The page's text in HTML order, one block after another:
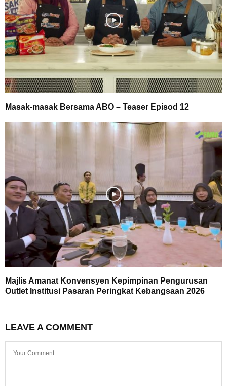
Masak-masak Bersama ABO – Teaser Episod 12
Majlis Amanat Konvensyen Kepimpinan Pengurusan
Outlet Institusi Pasaran Peringkat Kebangsaan 2026
LEAVE A COMMENT